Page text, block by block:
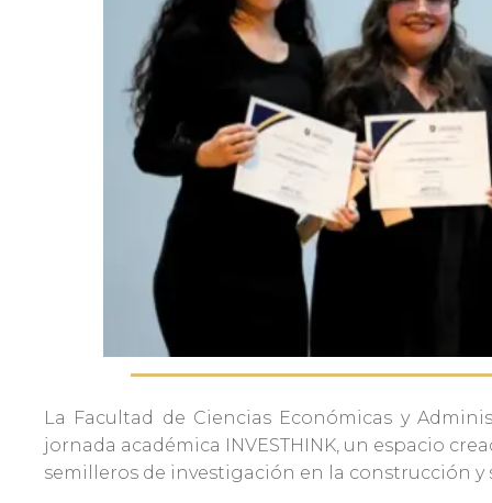
La Facultad de Ciencias Económicas y
jornada académica INVESTHINK, un espacio
semilleros de investigación en la construcción